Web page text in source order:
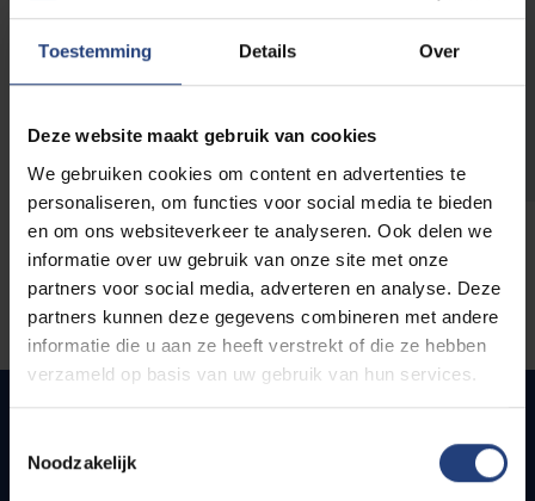
Toestemming Details Over
Deze website maakt gebruik van cookies
We gebruiken cookies om content en advertenties te
personaliseren, om functies voor social media te bieden
en om ons websiteverkeer te analyseren. Ook delen we
informatie over uw gebruik van onze site met onze
partners voor social media, adverteren en analyse. Deze
partners kunnen deze gegevens combineren met andere
informatie die u aan ze heeft verstrekt of die ze hebben
verzameld op basis van uw gebruik van hun services.
Noodzakelijk
Snel naar